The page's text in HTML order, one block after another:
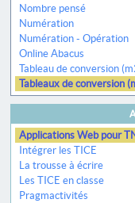
Nombre pensé
Numération
Numération - Opération
Online Abacus
Tableau de conversion
Tableaux de conversion
Applications Web pour
Intégrer les TICE
La trousse à écrire
Les TICE en classe
Pragmactivités